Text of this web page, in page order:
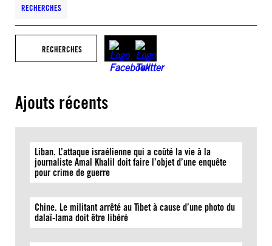
RECHERCHES
RECHERCHES
Ajouts récents
Liban. L’attaque israélienne qui a coûté la vie à la
journaliste Amal Khalil doit faire l’objet d’une enquête
pour crime de guerre
Chine. Le militant arrêté au Tibet à cause d’une photo du
dalaï-lama doit être libéré